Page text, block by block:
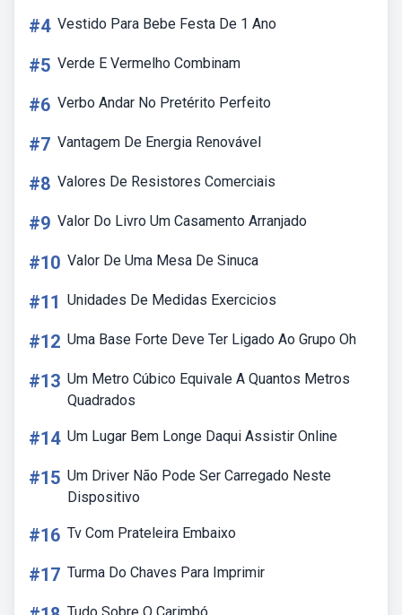
#4 Vestido Para Bebe Festa De 1 Ano
#5 Verde E Vermelho Combinam
#6 Verbo Andar No Pretérito Perfeito
#7 Vantagem De Energia Renovável
#8 Valores De Resistores Comerciais
#9 Valor Do Livro Um Casamento Arranjado
#10 Valor De Uma Mesa De Sinuca
#11 Unidades De Medidas Exercicios
#12 Uma Base Forte Deve Ter Ligado Ao Grupo Oh
#13 Um Metro Cúbico Equivale A Quantos Metros
Quadrados
#14 Um Lugar Bem Longe Daqui Assistir Online
#15 Um Driver Não Pode Ser Carregado Neste
Dispositivo
#16 Tv Com Prateleira Embaixo
#17 Turma Do Chaves Para Imprimir